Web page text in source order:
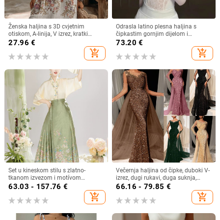
Ženska haljina s 3D cvjetnim
otiskom, A-linija, V izrez, kratki
rukavi, kratka duljina haljine, pull-
27.96 €
add_shopping_cart
Odrasla latino plesna haljina s
čipkastim gornjim dijelom i
resicama na suknji, najlon 95%+,
naborita tekstura, jesen 2024
73.20 €
add_shopping_cart
Set u kineskom stilu s zlatno-
tkanom izvezom i motívom
konjskog profila, proljeće/ljeto
63.03 - 157.76 €
add_shopping_cart
Večernja haljina od čipke, duboki V-
izrez, dugi rukavi, duga suknja,
materijal od poliestera/elastana
66.16 - 79.85 €
add_shopping_cart